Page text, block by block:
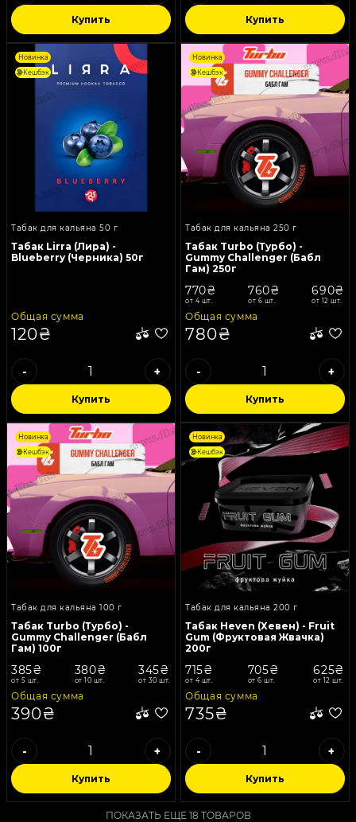
Купить Купить
Новинка
Кешбэк
Табак для кальяна 50 г
Табак Lirra (Лира) -
Blueberry (Черника) 50г
Общая сумма
120₴
- +
Купить
Новинка
Кешбэк
Табак для кальяна 250 г
Табак Turbo (Турбо) -
Gummy Challenger (Бабл
Гам) 250г
770₴
от 4 шт.
760₴
от 6 шт.
690₴
от 12 шт.
Общая сумма
780₴
- +
Купить
Новинка
Кешбэк
Табак для кальяна 100 г
Табак Turbo (Турбо) -
Gummy Challenger (Бабл
Гам) 100г
385₴
от 5 шт.
380₴
от 10 шт.
345₴
от 30 шт.
Общая сумма
390₴
- +
Купить
Новинка
Кешбэк
Табак для кальяна 200 г
Табак Heven (Хевен) - Fruit
Gum (Фруктовая Жвачка)
200г
715₴
от 4 шт.
705₴
от 6 шт.
625₴
от 12 шт.
Общая сумма
735₴
- +
Купить
ПОКАЗАТЬ ЕЩЕ 18 ТОВАРОВ